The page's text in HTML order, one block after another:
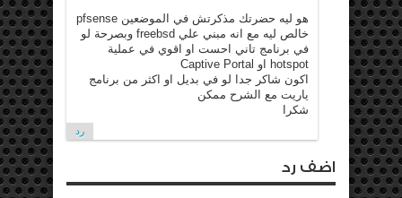
هو ليه حضرتك مذكرتش في الموضعين pfsense
خالص ليه مع انه مبني علي freebsd وبصرحة لو
في برنامج تاني احست او اقوي في عملية
hotspot او Captive Portal
اكون شاكر جدا لو في بديل او اكثر من برنامج
ياريت مع الشرح ممكن
شكرا
رد
اضف رد